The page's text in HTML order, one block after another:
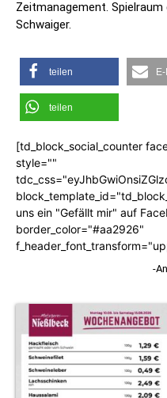
Zeitmanagement. Spielraum
Schwaiger.
teilen
teilen
[td_block_social_counter
style=""
uns ein "Gefällt mir" auf
border_color="#aa2926"
-